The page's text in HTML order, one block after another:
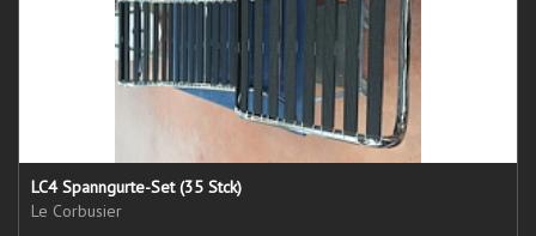
LC4 Spanngurte-Set (35 Stck)
Le Corbusier